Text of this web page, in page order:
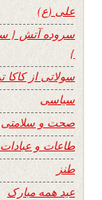
علی (ع)
سروده آتش {
}
سولاتی از کاکا
سیاسی
صحت و سلامتی
طاعات و
طنز
عید همه مبارک